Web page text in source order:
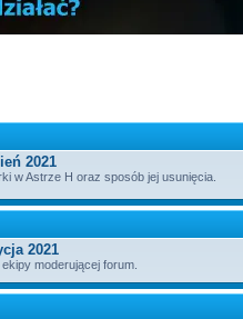
2021
w Astrze H oraz sposób jej usunięcia.
2021
moderującej forum.